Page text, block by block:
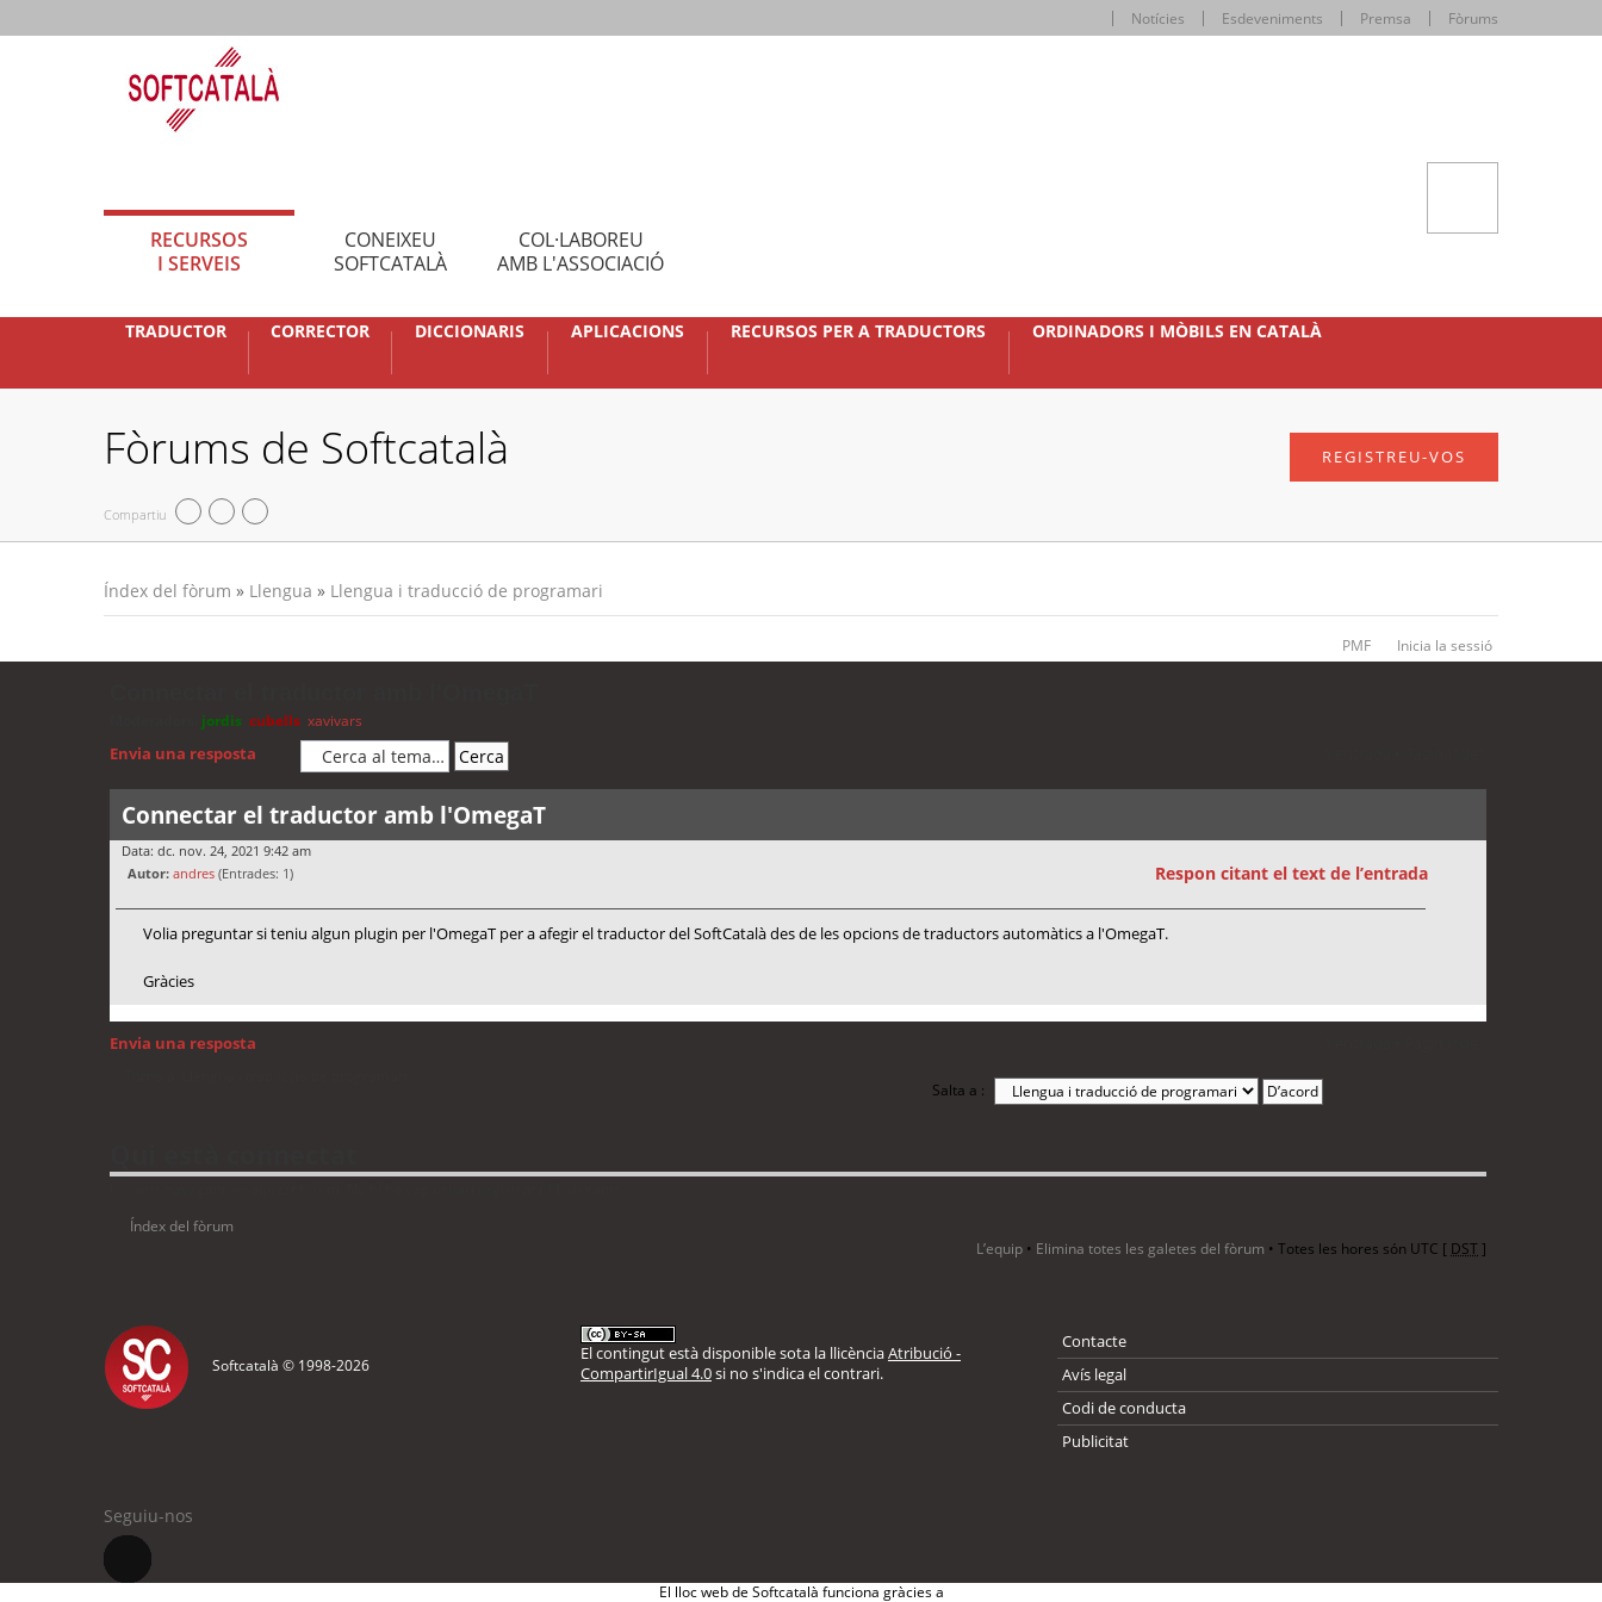
Notícies Esdeveniments Premsa Fòrums
RECURSOS
I SERVEIS
CONEIXEU
SOFTCATALÀ
COL·LABOREU
AMB L'ASSOCIACIÓ
TRADUCTOR CORRECTOR DICCIONARIS APLICACIONS RECURSOS PER A TRADUCTORS ORDINADORS I MÒBILS EN CATALÀ
Fòrums de Softcatalà
Compartiu
REGISTREU-VOS
Índex del fòrum » Llengua » Llengua i traducció de programari
PMF Inicia la sessió
jordis cubells xavivars
Envia una resposta
Connectar el traductor amb l'OmegaT
Data: dc. nov. 24, 2021 9:42 am
Autor: andres (Entrades: 1) Respon citant el text de l’entrada
Volia preguntar si teniu algun plugin per l'OmegaT per a afegir el traductor del SoftCatalà des de les opcions de traductors automàtics a l'OmegaT.
Gràcies
Envia una resposta
Salta a :
Índex del fòrum
L’equip • Elimina totes les galetes del fòrum • Totes les hores són UTC [ DST]
Softcatalà © 1998-2026
El contingut està disponible sota la llicènciaAtribució -
CompartirIgual 4.0si no s'indica el contrari.
Contacte
Avís legal
Codi de conducta
Publicitat
Seguiu-nos
El lloc web de Softcatalà funciona gràcies a